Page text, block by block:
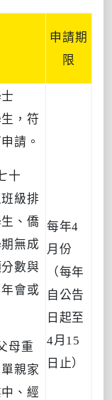
申請期
限
，符
請。
十
級排
、僑
無成
數與
會或
母重
親家
、經
每年4
月份
（每年
自公告
日起至
4月15
日止）